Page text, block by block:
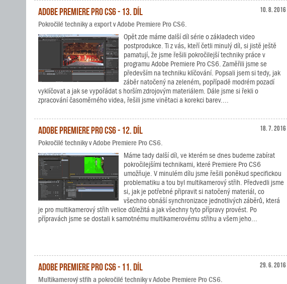
10. 8. 2016
Adobe Premiere Pro CS6 - 13. díl
Pokročilé techniky a export v Adobe Premiere Pro CS6.
Opět zde máme další díl série o základech video
postprodukce. Ti z vás, kteří četli minulý díl, si jistě ještě
pamatují, že jsme řešili pokročilejší techniky práce v
programu Adobe Premiere Pro CS6. Zaměřili jsme se
především na techniku klíčování. Popsali jsem si tedy, jak
záběr natočený na zeleném, popřípadě modrém pozadí
vyklíčovat a jak se vypořádat s horším zdrojovým materiálem. Dále jsme si řekli o
zpracování časoměrného videa, řešili jsme vinětaci a korekci barev....
18. 7. 2016
Adobe Premiere Pro CS6 - 12. díl
Pokročilé techniky v Adobe Premiere Pro CS6.
Máme tady další díl, ve kterém se dnes budeme zabírat
pokročilejšími technikami, které Premiere Pro CS6
umožňuje. V minulém dílu jsme řešili poněkud specifickou
problematiku a tou byl multikamerový střih. Předvedli jsme
si, jak je potřebné připravit si natočený materiál, co
všechno obnáší synchronizace jednotlivých záběrů, která
je pro multikamerový střih velice důležitá a jak všechny tyto přípravy provést. Po
přípravách jsme se dostali k samotnému multikamerovému střihu a všem jeho...
29. 6. 2016
Adobe Premiere Pro CS6 - 11. díl
Multikamerový střih a pokročilé techniky v Adobe Premiere Pro CS6.